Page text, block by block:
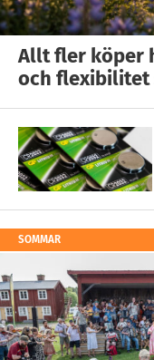
Allt fler köper
och
SOMMAR